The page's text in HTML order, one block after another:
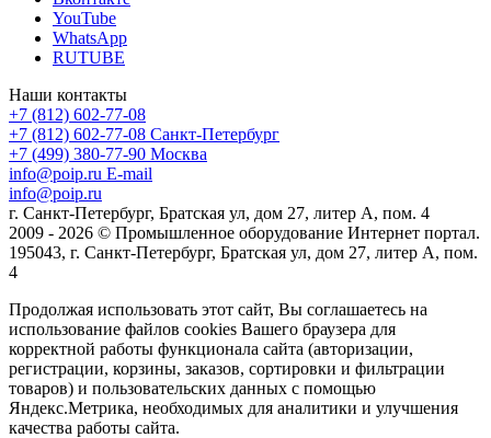
YouTube
WhatsApp
RUTUBE
Наши контакты
+7 (812) 602-77-08
+7 (812) 602-77-08 Санкт-Петербург
+7 (499) 380-77-90 Москва
info@poip.ru E-mail
info@poip.ru
г. Санкт-Петербург, Братская ул, дом 27, литер А, пом. 4
2009 - 2026 © Промышленное оборудование Интернет портал.
195043, г. Санкт-Петербург, Братская ул, дом 27, литер А, пом.
4
Продолжая использовать этот сайт, Вы соглашаетесь на
использование файлов cookies Вашего браузера для
корректной работы функционала сайта (авторизации,
регистрации, корзины, заказов, сортировки и фильтрации
товаров) и пользовательских данных с помощью
Яндекс.Метрика, необходимых для аналитики и улучшения
качества работы сайта.